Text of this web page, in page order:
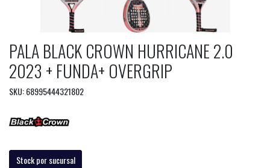
PALA BLACK CROWN HURRICANE 2.0
2023 + FUNDA+ OVERGRIP
SKU: 68995444321802
Stock por sucursal